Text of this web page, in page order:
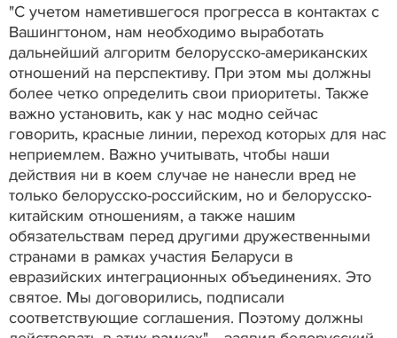
"С учетом наметившегося прогресса в контактах с
Вашингтоном, нам необходимо выработать
дальнейший алгоритм белорусско-американских
отношений на перспективу. При этом мы должны
более четко определить свои приоритеты. Также
важно установить, как у нас модно сейчас
говорить, красные линии, переход которых для нас
неприемлем. Важно учитывать, чтобы наши
действия ни в коем случае не нанесли вред не
только белорусско-российским, но и белорусско-
китайским отношениям, а также нашим
обязательствам перед другими дружественными
странами в рамках участия Беларуси в
евразийских интеграционных объединениях. Это
святое. Мы договорились, подписали
соответствующие соглашения. Поэтому должны